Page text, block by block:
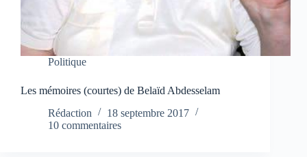
Politique
Les mémoires (courtes) de Belaïd Abdesselam
Rédaction
18 septembre 2017
10 commentaires